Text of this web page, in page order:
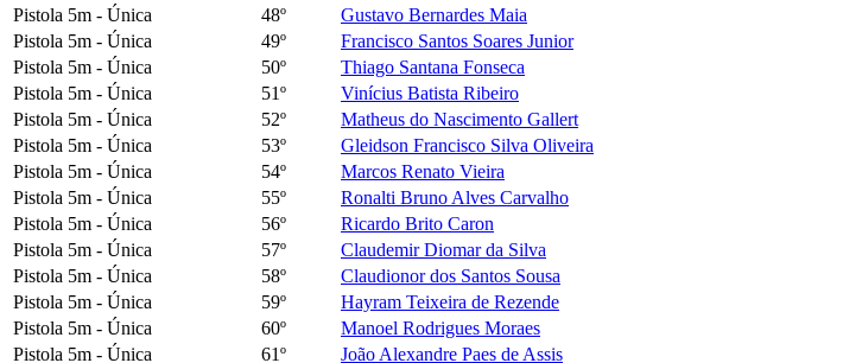
Pistola 5m - Única
48º Gustavo Bernardes Maia
Pistola 5m - Única
49º Francisco Santos Soares Junior
Pistola 5m - Única
50º Thiago Santana Fonseca
Pistola 5m - Única
51º Vinícius Batista Ribeiro
Pistola 5m - Única
52º Matheus do Nascimento Gallert
Pistola 5m - Única
53º Gleidson Francisco Silva Oliveira
Pistola 5m - Única
54º Marcos Renato Vieira
Pistola 5m - Única
55º Ronalti Bruno Alves Carvalho
Pistola 5m - Única
56º Ricardo Brito Caron
Pistola 5m - Única
57º Claudemir Diomar da Silva
Pistola 5m - Única
58º Claudionor dos Santos Sousa
Pistola 5m - Única
59º Hayram Teixeira de Rezende
Pistola 5m - Única
60º Manoel Rodrigues Moraes
Pistola 5m - Única
61º João Alexandre Paes de Assis